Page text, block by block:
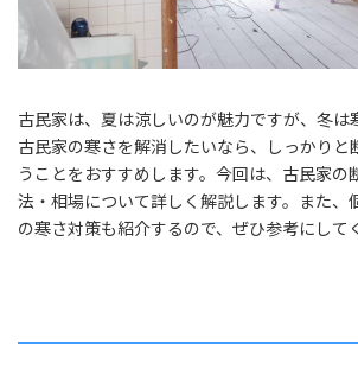
古民家は、夏は涼しいのが魅力ですが、冬は
古民家の寒さを解消したいなら、しっかりと
うことをおすすめします。今回は、古民家の
法・相場について詳しく解説します。また、
の寒さ対策も紹介するので、ぜひ参考にして